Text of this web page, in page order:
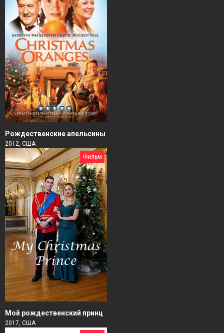
Рождественские апельсины
2012, США
Фильм
Мой рождественский принц
2017, США